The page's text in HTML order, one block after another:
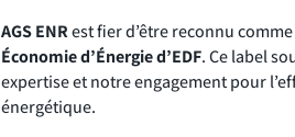
AGS ENRest fier d’être reconnu comme
Économie d’Énergie d’EDF. Ce label
expertise et notre engagement pour
énergétique.